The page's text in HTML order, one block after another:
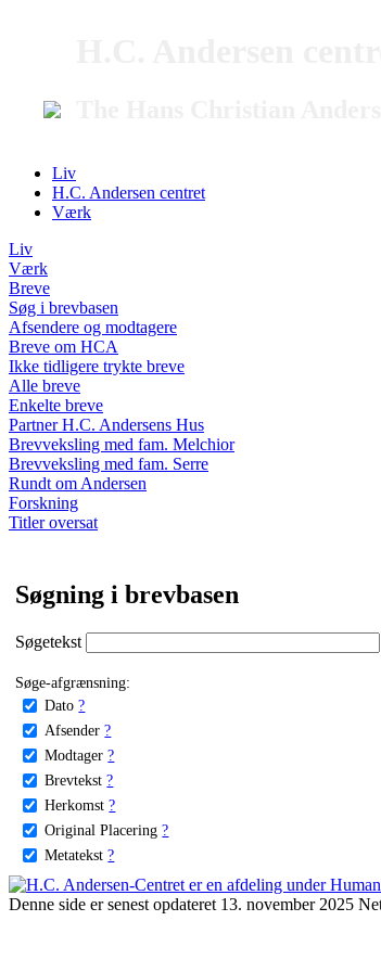
Liv
H.C. Andersen centret
Værk
Liv
Værk
Breve
Søg i brevbasen
Afsendere og modtagere
Breve om HCA
Ikke tidligere trykte breve
Alle breve
Enkelte breve
Partner H.C. Andersens Hus
Brevveksling med fam. Melchior
Brevveksling med fam. Serre
Rundt om Andersen
Forskning
Titler oversat
Søgning i brevbasen
Søgetekst
Søge-afgrænsning:
Dato ?
Afsender ?
Modtager ?
Brevtekst ?
Herkomst ?
Original Placering ?
Metatekst ?
Denne side er senest opdateret 13. november 2025